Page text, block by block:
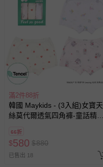
滿2件88折
韓國 Maykids - (3入組)女寶天
絲莫代爾透氣四角褲-童話精靈
66折
$580 $880
已售出 18